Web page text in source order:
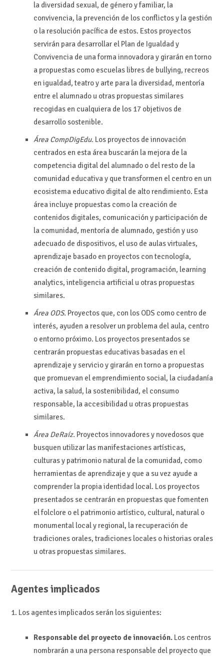
la diversidad sexual, de género y familiar, la
convivencia, la prevención de los conflictos y la gestión
o la resolución pacífica de estos. Estos proyectos
servirán para desarrollar el Plan de Igualdad y
Convivencia de una forma innovadora y girarán en torno
a propuestas como escuelas libres de bullying, recreos
en igualdad, teatro y arte para la diversidad, mentoría
entre el alumnado u otras propuestas similares
recogidas en cualquiera de los 17 objetivos de
desarrollo sostenible.
Área CompDigEdu. Los proyectos de innovación
centrados en esta área buscarán la mejora de la
competencia digital del alumnado o del resto de la
comunidad educativa y que transformen el centro en un
ecosistema educativo digital de alto rendimiento. Esta
área incluye propuestas como la creación de
contenidos digitales, comunicación y participación de
la comunidad, mentoría de alumnado, gestión y uso
adecuado de dispositivos, el uso de aulas virtuales,
aprendizaje basado en proyectos con tecnología,
creación de contenido digital, programación, learning
analytics, inteligencia artificial u otras propuestas
similares.
Área ODS. Proyectos que, con los ODS como centro de
interés, ayuden a resolver un problema del aula, centro
o entorno próximo. Los proyectos presentados se
centrarán propuestas educativas basadas en el
aprendizaje y servicio y girarán en torno a propuestas
que promuevan el emprendimiento social, la ciudadanía
activa, la salud, la sostenibilidad, el consumo
responsable, la accesibilidad u otras propuestas
similares.
Área DeRaíz. Proyectos innovadores y novedosos que
busquen utilizar las manifestaciones artísticas,
culturas y patrimonio natural de la comunidad, como
herramientas de aprendizaje y que a su vez ayude a
comprender la propia identidad local. Los proyectos
presentados se centrarán en propuestas que fomenten
el folclore o el patrimonio artístico, cultural, natural o
monumental local y regional, la recuperación de
tradiciones orales, tradiciones locales o historias orales
u otras propuestas similares.
Agentes implicados
1. Los agentes implicados serán los siguientes:
Responsable del proyecto de innovación.Los centros
nombrarán a una persona responsable del proyecto que